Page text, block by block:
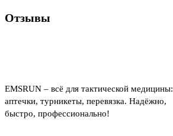
Отзывы
EMSRUN – всё для тактической медицины:
аптечки, турникеты, перевязка. Надёжно,
быстро, профессионально!